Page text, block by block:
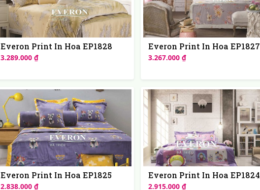
Everon Print In Hoa EP1828
3.289.000 ₫
Everon Print In Hoa EP1827
3.267.000 ₫
Everon Print In Hoa EP1825
2.838.000 ₫
Everon Print In Hoa EP1824
2.915.000 ₫